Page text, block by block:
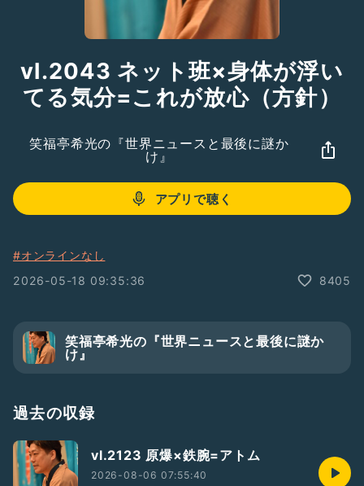
vl.2043 ネット班×身体が浮い
てる気分=これが放心（方針）
笑福亭希光の『世界ニュースと最後に謎か
け』
アプリで聴く
#オンラインなし
2026-05-18 09:35:36
8405
笑福亭希光の『世界ニュースと最後に謎か
け』
過去の収録
vl.2123 原爆×鉄腕=アトム
2026-08-06 07:55:40